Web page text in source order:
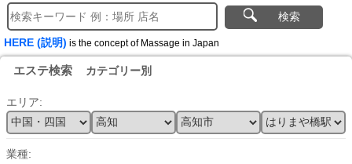
検索
HERE (説明) is the concept of Massage in Japan
エステ検索 カテゴリー別
エリア:
業種: